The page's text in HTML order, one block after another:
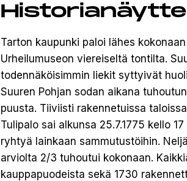
Tarton kaupunki paloi lähes
Urheilumuseon viereiseltä tontilta.
todennäköisimmin liekit syttyivät
Suuren Pohjan sodan aikana
puusta. Tiiviisti rakennetuissa
Tulipalo sai alkunsa 25.7.1775 kello
ryhtyä lainkaan sammutustöihin.
arviolta 2/3 tuhoutui kokonaan.
kauppapuodeista sekä 1730